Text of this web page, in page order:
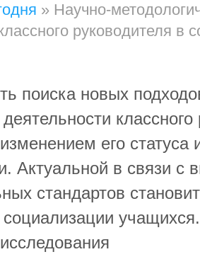
» Научно-
руководителя в
поиска новых
классного
его
Актуальной в связи с
стандартов